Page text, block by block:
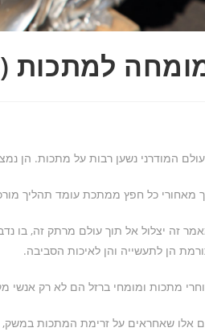
למתכות
המודרני נשען רבות על מתכות. הן
מאחורי כל חפץ ממתכת עומד תהליך
זה יצלול אל תוך עולם מרתק זה, בו
הן לתעשייה והן לאיכות הסביבה.
מתכות ומומחי ברזל הם לא רק אנשי
אלו שאחראים על זרימת המתכות במשק,